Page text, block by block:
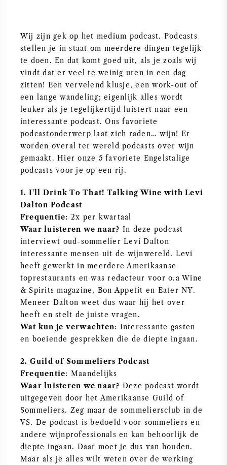
WIJN CADEAU
WIJN SALE
RODE WIJN
WITTE WIJN
MOUSSERENDE WIJN
ROSE WIJN
PORT
CABERNET SAUVIGNON
PINOT NOIR
CHARDONNAY
MERLOT
SAUVIGNON BLANC
VEUVE CLICQUOT
MOËT & CHANDON
ARMAND DE BRIGNAC
JACQUES SELOSSE
ALLE CHAMPAGNE MERKEN
Wij zijn gek op het medium podcast. Podcasts
stellen je in staat om meerdere dingen tegelijk
te doen. En dat komt goed uit, als je zoals wij
vindt dat er veel te weinig uren in een dag
zitten! Een vervelend klusje, een work-out of
een lange wandeling; eigenlijk alles wordt
leuker als je tegelijkertijd luistert naar een
interessante podcast. Ons favoriete
podcastonderwerp laat zich raden… wijn! Er
worden overal ter wereld podcasts over wijn
gemaakt. Hier onze 5 favoriete Engelstalige
podcasts voor je op een rij.
1. I'll Drink To That! Talking Wine with Levi
Dalton Podcast
Frequentie: 2x per kwartaal
Waar luisteren we naar? In deze podcast
interviewt oud-sommelier Levi Dalton
interessante mensen uit de wijnwereld. Levi
heeft gewerkt in meerdere Amerikaanse
toprestaurants en was redacteur voor o.a Wine
& Spirits magazine, Bon Appetit en Eater NY.
Meneer Dalton weet dus waar hij het over
heeft en stelt de juiste vragen.
Wat kun je verwachten: Interessante gasten
en boeiende gesprekken die de diepte ingaan.
2. Guild of Sommeliers Podcast
Frequentie: Maandelijks
Waar luisteren we naar? Deze podcast wordt
uitgegeven door het Amerikaanse Guild of
Sommeliers. Zeg maar de sommeliersclub in de
VS. De podcast is bedoeld voor sommeliers en
andere wijnprofessionals en kan behoorlijk de
diepte ingaan. Daar moet je dus van houden.
Maar als je alles wilt weten over de werking